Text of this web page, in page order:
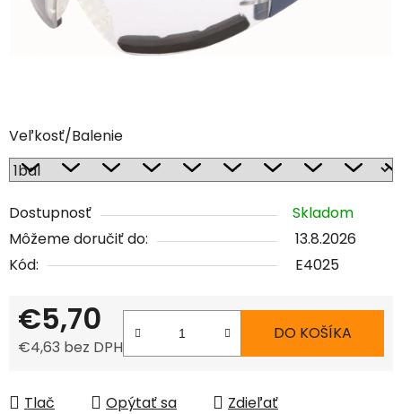
Veľkosť/Balenie
Dostupnosť
Skladom
Môžeme doručiť do:
13.8.2026
Kód:
E4025
€5,70
€4,63 bez DPH
DO KOŠÍKA
Tlač Opýtať sa Zdieľať